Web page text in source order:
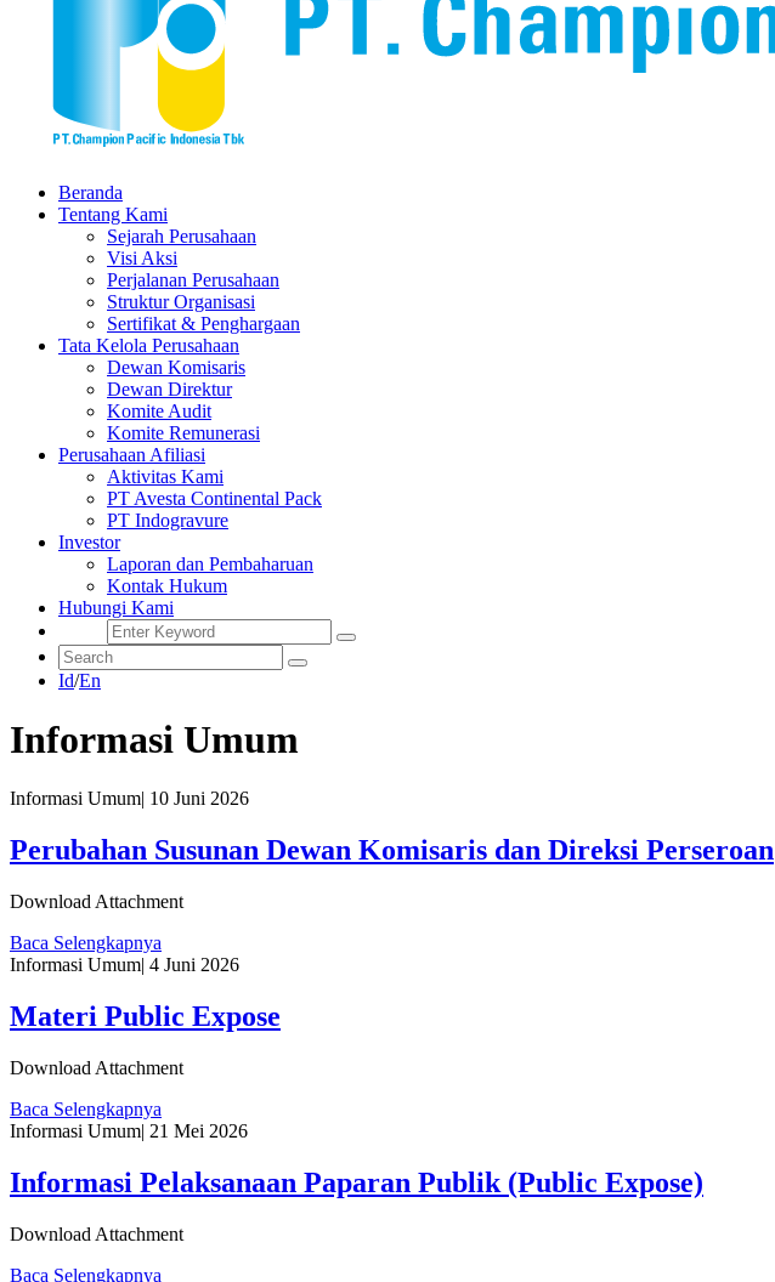
Beranda
Tentang Kami
Sejarah Perusahaan
Visi Aksi
Perjalanan Perusahaan
Struktur Organisasi
Sertifikat & Penghargaan
Tata Kelola Perusahaan
Dewan Komisaris
Dewan Direktur
Komite Audit
Komite Remunerasi
Perusahaan Afiliasi
Aktivitas Kami
PT Avesta Continental Pack
PT Indogravure
Investor
Laporan dan Pembaharuan
Kontak Hukum
Hubungi Kami
Id/En
Informasi Umum
Informasi Umum 10 Juni 2026
Perubahan Susunan Dewan Komisaris dan Direksi Perseroan
Download Attachment
Baca Selengkapnya
Informasi Umum| 4 Juni 2026
Materi Public Expose
Download Attachment
Baca Selengkapnya
Informasi Umum| 21 Mei 2026
Informasi Pelaksanaan Paparan Publik (Public Expose)
Download Attachment
Baca Selengkapnya